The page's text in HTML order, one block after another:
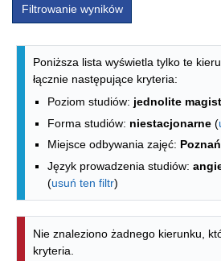
Filtrowanie wyników
Lista kierunków -
Poniższa lista wyświetla tylko te
łącznie następujące kryteria:
Poziom studiów: jednolite
Forma studiów: niestacjonarne (
Miejsce odbywania zajęć: Poznań
Język prowadzenia studiów:
(usuń ten filtr)
Nie znaleziono żadnego kierunku,
kryteria.